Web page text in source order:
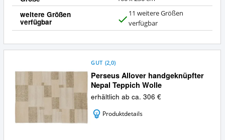
weitere Größen
verfügbar
a
11 weitere Größen
verfügbar
Perseus Allover handgeknüpfter
Nepal Teppich Wolle
GUT (2,0)
erhältlich ab ca. 306 €
Produktdetails